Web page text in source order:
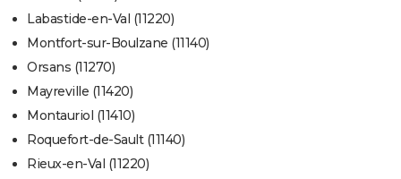
Labastide-en-Val (11220)
Montfort-sur-Boulzane (11140)
Orsans (11270)
Mayreville (11420)
Montauriol (11410)
Roquefort-de-Sault (11140)
Rieux-en-Val (11220)